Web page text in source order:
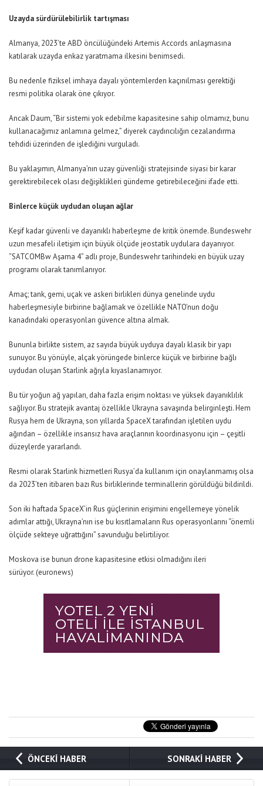
Uzayda sürdürülebilirlik tartışması
Almanya, 2023’te ABD öncülüğündeki Artemis Accords anlaşmasına
katılarak uzayda enkaz yaratmama ilkesini benimsedi.
Bu nedenle fiziksel imhaya dayalı yöntemlerden kaçınılması gerektiği
resmi politika olarak öne çıkıyor.
Ancak Daum,“Bir sistemi yok edebilme kapasitesine sahip olmamız, bunu
kullanacağımız anlamına gelmez,” diyerek caydırıcılığın cezalandırma
tehdidi üzerinden de işlediğini vurguladı.
Bu yaklaşımın, Almanya’nın uzay güvenliği stratejisinde siyasi bir karar
gerektirebilecek olası değişiklikleri gündeme getirebileceğini ifade etti.
Binlerce küçük uydudan oluşan ağlar
Keşif kadar güvenli ve dayanıklı haberleşme de kritik önemde. Bundeswehr
uzun mesafeli iletişim için büyük ölçüde jeostatik uydulara dayanıyor.
“SATCOMBw Aşama 4” adlı proje, Bundeswehr tarihindeki en büyük uzay
programı olarak tanımlanıyor.
Amaç; tank, gemi, uçak ve askeri birlikleri dünya genelinde uydu
haberleşmesiyle birbirine bağlamak ve özellikle NATO’nun doğu
kanadındaki operasyonları güvence altına almak.
Bununla birlikte sistem, az sayıda büyük uyduya dayalı klasik bir yapı
sunuyor. Bu yönüyle, alçak yörüngede binlerce küçük ve birbirine bağlı
uydudan oluşan Starlink ağıyla kıyaslanamıyor.
Bu tür yoğun ağ yapıları, daha fazla erişim noktası ve yüksek dayanıklılık
sağlıyor. Bu stratejik avantaj özellikle Ukrayna savaşında belirginleşti. Hem
Rusya hem de Ukrayna, son yıllarda SpaceX tarafından işletilen uydu
ağından – özellikle insansız hava araçlarının koordinasyonu için – çeşitli
düzeylerde yararlandı.
Resmi olarak Starlink hizmetleri Rusya’da kullanım için onaylanmamış olsa
da 2023’ten itibaren bazı Rus birliklerinde terminallerin görüldüğü bildirildi.
Son iki haftada SpaceX’in Rus güçlerinin erişimini engellemeye yönelik
adımlar attığı, Ukrayna’nın ise bu kısıtlamaların Rus operasyonlarını “önemli
ölçüde sekteye uğrattığını” savunduğu belirtiliyor.
Moskova ise bunun drone kapasitesine etkisi olmadığını ileri
sürüyor. (euronews)
ÖNCEKİ HABER SONRAKİ HABER